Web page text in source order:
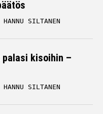
HANNU SILTANEN
kisoihin –